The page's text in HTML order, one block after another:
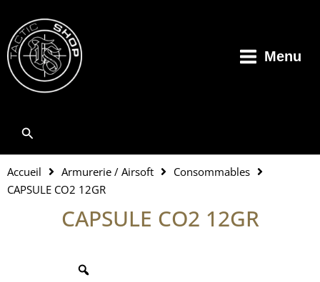
contenu
Menu
Rechercher
Accueil Armurerie / Airsoft
Consommables
CAPSULE CO2 12GR
CAPSULE CO2 12GR